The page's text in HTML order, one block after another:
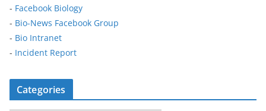
- Facebook Biology
- Bio-News Facebook Group
- Bio Intranet
- Incident Report
Categories